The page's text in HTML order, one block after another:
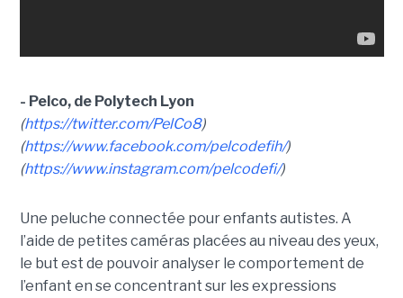
- Pelco, de Polytech Lyon
(https://twitter.com/PelCo8)
(https://www.facebook.com/pelcodefih/)
(https://www.instagram.com/pelcodefi/)
Une peluche connectée pour enfants autistes. A
l’aide de petites caméras placées au niveau des yeux,
le but est de pouvoir analyser le comportement de
l’enfant en se concentrant sur les expressions